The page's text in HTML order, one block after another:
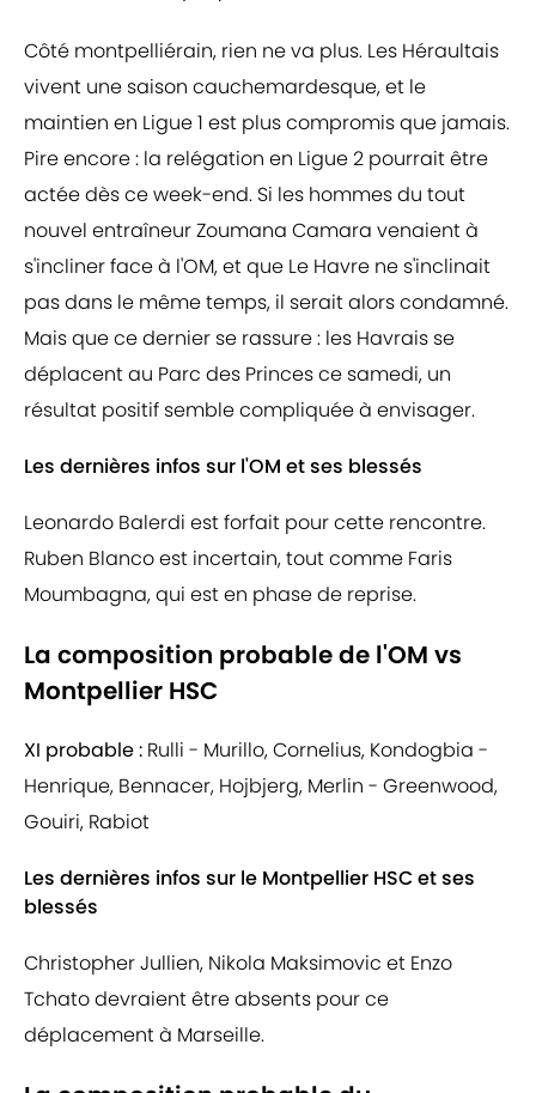
Côté montpelliérain, rien ne va plus. Les Héraultais
vivent une saison cauchemardesque, et le
maintien en Ligue 1 est plus compromis que jamais.
Pire encore : la relégation en Ligue 2 pourrait être
actée dès ce week-end. Si les hommes du tout
nouvel entraîneur Zoumana Camara venaient à
s'incliner face à l'OM, et que Le Havre ne s'inclinait
pas dans le même temps, il serait alors condamné.
Mais que ce dernier se rassure : les Havrais se
déplacent au Parc des Princes ce samedi, un
résultat positif semble compliquée à envisager.
Les dernières infos sur l'OM et ses blessés
Leonardo Balerdi est forfait pour cette rencontre.
Ruben Blanco est incertain, tout comme Faris
Moumbagna, qui est en phase de reprise.
La composition probable de l'OM vs
Montpellier HSC
XI probable : Rulli - Murillo, Cornelius, Kondogbia -
Henrique, Bennacer, Hojbjerg, Merlin - Greenwood,
Gouiri, Rabiot
Les dernières infos sur le Montpellier HSC et ses
blessés
Christopher Jullien, Nikola Maksimovic et Enzo
Tchato devraient être absents pour ce
déplacement à Marseille.